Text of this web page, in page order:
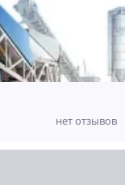
нет отзывов